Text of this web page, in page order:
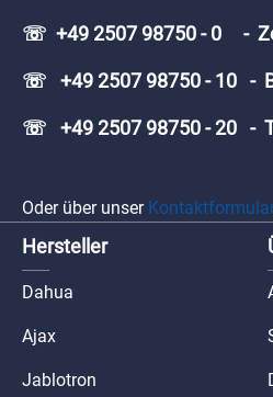
☏ +49 2507 98750 - 0 -
☏ +49 2507 98750 - 10 -
☏ +49 2507 98750 - 20 -
Oder über unser Kontaktformular
Hersteller
Dahua
Ajax
Jablotron